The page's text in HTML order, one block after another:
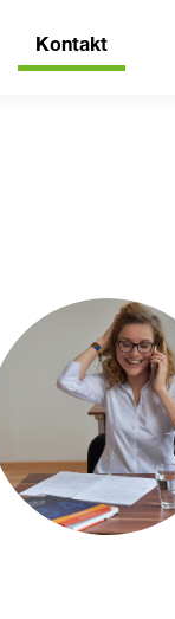
Kontakt